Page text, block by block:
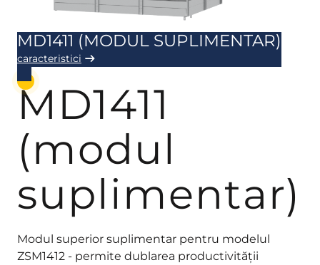
MD1411 (MODUL SUPLIMENTAR)
caracteristici
MD1411
(modul
suplimentar)
Modul superior suplimentar pentru modelul
ZSM1412 - permite dublarea productivității